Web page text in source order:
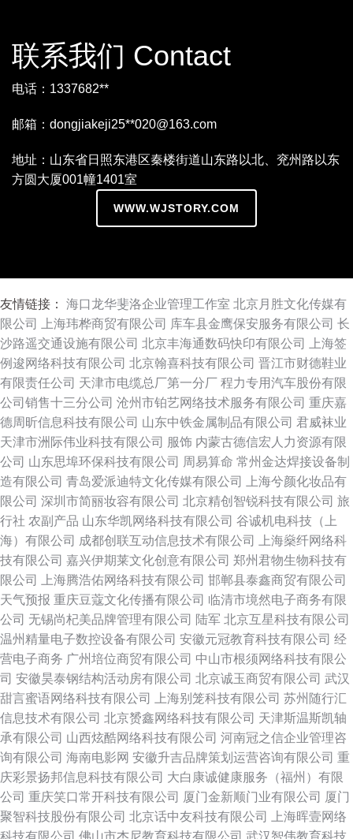
联系我们 Contact
电话：1337682**
邮箱：dongjiakeji25**020@163.com
地址：山东省日照东港区秦楼街道山东路以北、兖州路以东
方圆大厦001幢1401室
WWW.WJSTORY.COM
友情链接： 海口龙华斐洛企业管理工作室 北京月胜文化传媒有
限公司
上海玮桦商贸有限公司 库车县金鹰保安服务有限公司 长
沙路遥交通设施有限公司 北京丰海通数码快印有限公司
上海签
例逡网络科技有限公司 北京翰喜科技有限公司 晋江市财德鞋业
有限责任公司 天津市电缆总厂第一分厂 程力专用汽车股份有限
公司销售十三分公司 沧州市铂艺网络技术服务有限公司 重庆嘉
德周昕信息科技有限公司 山东中铁金属制品有限公司 君威袜业
天津市洲际伟业科技有限公司 服饰 内蒙古德信宏人力资源有限
公司 山东思埠环保科技有限公司 周易算命 常州金达焊接设备制
造有限公司 青岛爱派迪特文化传媒有限公司
上海兮颜化妆品有
限公司 深圳市简丽妆容有限公司 北京精创智锐科技有限公司 旅
行社 农副产品 山东华凯网络科技有限公司 谷诚机电科技（上
海）有限公司 成都创联互动信息技术有限公司
上海燊纤网络科
技有限公司 嘉兴伊期莱文化创意有限公司 郑州君物生物科技有
限公司
上海腾浩佑网络科技有限公司 邯郸县泰鑫商贸有限公司
天气预报 重庆豆蔻文化传播有限公司 临清市境然电子商务有限
公司 无锡尚杞美品牌管理有限公司 陆军 北京互星科技有限公司
温州精量电子数控设备有限公司 安徽元冠教育科技有限公司 经
营电子商务 广州培位商贸有限公司 中山市根须网络科技有限公
司 安徽昊泰钢结构活动房有限公司 北京诚玉商贸有限公司 武汉
甜言蜜语网络科技有限公司
上海别笼科技有限公司 苏州随行汇
信息技术有限公司 北京赟鑫网络科技有限公司 天津斯温斯凯轴
承有限公司 山西炫酷网络科技有限公司 河南冠之信企业管理咨
询有限公司 海南电影网 安徽升吉品牌策划运营咨询有限公司 重
庆彩景扬邦信息科技有限公司 大白康诚健康服务（福州）有限
公司 重庆笑口常开科技有限公司 厦门金新顺门业有限公司 厦门
聚智科技股份有限公司 北京话中友科技有限公司
上海晖壹网络
科技有限公司 佛山市杰尼教育科技有限公司 武汉智伟教育科技